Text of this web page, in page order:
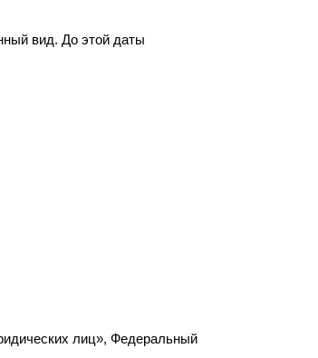
вид. До этой даты
лиц», Федеральный